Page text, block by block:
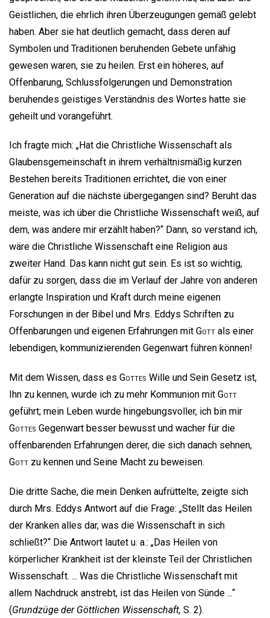
Geistlichen, die ehrlich ihren Überzeugungen gemäß gelebt
haben. Aber sie hat deutlich gemacht, dass deren auf
Symbolen und Traditionen beruhenden Gebete unfähig
gewesen waren, sie zu heilen. Erst ein höheres, auf
Offenbarung, Schlussfolgerungen und Demonstration
beruhendes geistiges Verständnis des Wortes hatte sie
geheilt und vorangeführt.
Ich fragte mich: „Hat die Christliche Wissenschaft als
Glaubensgemeinschaft in ihrem verhältnismäßig kurzen
Bestehen bereits Traditionen errichtet, die von einer
Generation auf die nächste übergegangen sind? Beruht das
meiste, was ich über die Christliche Wissenschaft weiß, auf
dem, was andere mir erzählt haben?“ Dann, so verstand ich,
wäre die Christliche Wissenschaft eine Religion aus
zweiter Hand. Das kann nicht gut sein. Es ist so wichtig,
dafür zu sorgen, dass die im Verlauf der Jahre von anderen
erlangte Inspiration und Kraft durch meine eigenen
Forschungen in der Bibel und Mrs. Eddys Schriften zu
Offenbarungen und eigenen Erfahrungen mit Gott als einer
lebendigen, kommunizierenden Gegenwart führen können!
Mit dem Wissen, dass es Gottes Wille und Sein Gesetz ist,
Ihn zu kennen, wurde ich zu mehr Kommunion mit Gott
geführt; mein Leben wurde hingebungsvoller, ich bin mir
Gottes Gegenwart besser bewusst und wacher für die
offenbarenden Erfahrungen derer, die sich danach sehnen,
Gott zu kennen und Seine Macht zu beweisen.
Die dritte Sache, die mein Denken aufrüttelte, zeigte sich
durch Mrs. Eddys Antwort auf die Frage: „Stellt das Heilen
der Kranken alles dar, was die Wissenschaft in sich
schließt?“ Die Antwort lautet u. a.: „Das Heilen von
körperlicher Krankheit ist der kleinste Teil der Christlichen
Wissenschaft. ... Was die Christliche Wissenschaft mit
allem Nachdruck anstrebt, ist das Heilen von Sünde ...“
(Grundzüge der Göttlichen Wissenschaft, S. 2).